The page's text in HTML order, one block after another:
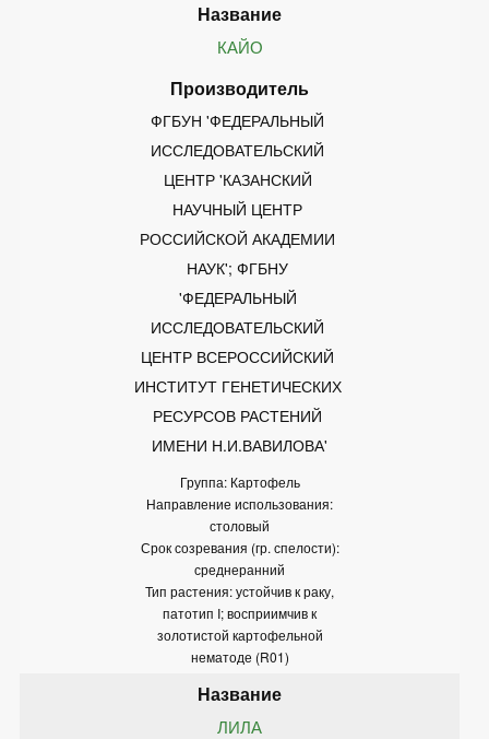
КАЙО
ФГБУН 'ФЕДЕРАЛЬНЫЙ
ИССЛЕДОВАТЕЛЬСКИЙ
ЦЕНТР 'КАЗАНСКИЙ
НАУЧНЫЙ ЦЕНТР
РОССИЙСКОЙ АКАДЕМИИ
НАУК'; ФГБНУ
'ФЕДЕРАЛЬНЫЙ
ИССЛЕДОВАТЕЛЬСКИЙ
ЦЕНТР ВСЕРОССИЙСКИЙ
ИНСТИТУТ ГЕНЕТИЧЕСКИХ
РЕСУРСОВ РАСТЕНИЙ
ИМЕНИ Н.И.ВАВИЛОВА'
Группа: Картофель
Направление использования:
столовый
Срок созревания (гр. спелости):
среднеранний
Тип растения: устойчив к раку,
патотип I; восприимчив к
золотистой картофельной
нематоде (R01)
ЛИЛА